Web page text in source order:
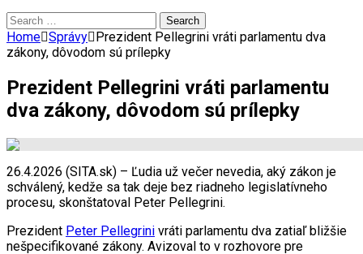
Search
for:
Home Správy Prezident Pellegrini vráti parlamentu dva
zákony, dôvodom sú prílepky
Prezident Pellegrini vráti parlamentu
dva zákony, dôvodom sú prílepky
26.4.2026 (SITA.sk) – Ľudia už večer nevedia, aký zákon je
schválený, kedže sa tak deje bez riadneho legislatívneho
procesu, skonštatoval Peter Pellegrini.
Prezident Peter Pellegrini vráti parlamentu dva zatiaľ bližšie
nešpecifikované zákony. Avizoval to v rozhovore pre